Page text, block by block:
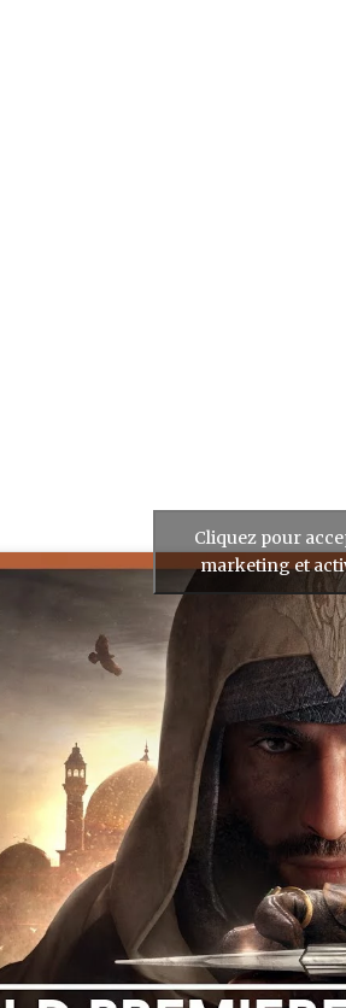
Cliquez pour
marketing et